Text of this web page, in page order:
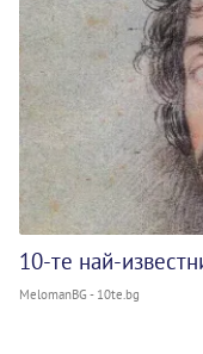
10-те най-
MelomanBG - 10te.bg